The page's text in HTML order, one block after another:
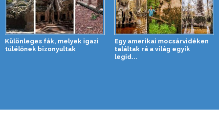
Különleges fák, melyek igazi
túlélőnek bizonyultak
Egy amerikai mocsárvidéken
találtak rá a világ egyik
legid...